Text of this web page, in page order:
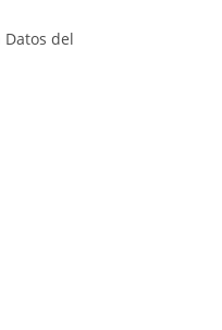
del